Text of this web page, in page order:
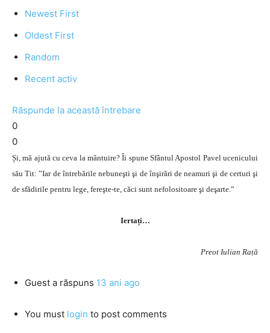
Newest First
Oldest First
Random
Recent activ
Răspunde la această întrebare
0
0
Și, mă ajută cu ceva la mântuire? Îi spune Sfântul Apostol Pavel ucenicului
său Tit: ”Iar de întrebările nebuneşti şi de înşirări de neamuri şi de certuri şi
de sfădirile pentru lege, fereşte-te, căci sunt nefolositoare şi deşarte.”
Iertați…
Preot Iulian Rață
Guest a răspuns 13 ani ago
You must login to post comments